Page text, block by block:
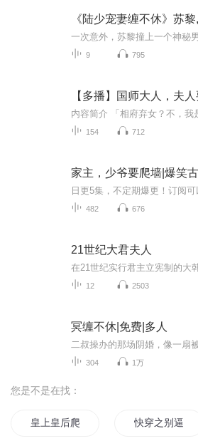
《陆少宠妻缠不休》苏
9 795
154 712
家主，少爷要爬墙|爆笑
482 676
21世纪大君夫人
12 2503
冥缠不休|免费|多人
304 1万
您是不是在找：
皇上皇后爬墙过 快穿之别逼我